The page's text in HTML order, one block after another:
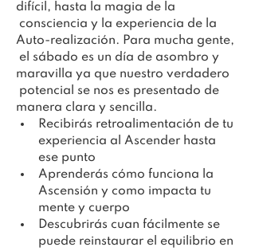
difícil, hasta la magia de la
consciencia y la experiencia de la
Auto-realización. Para mucha gente,
el sábado es un día de asombro y
maravilla ya que nuestro verdadero
potencial se nos es presentado de
manera clara y sencilla.
Recibirás retroalimentación de tu
experiencia al Ascender hasta
ese punto
Aprenderás cómo funciona la
Ascensión y como impacta tu
mente y cuerpo
Descubrirás cuan fácilmente se
puede reinstaurar el equilibrio en